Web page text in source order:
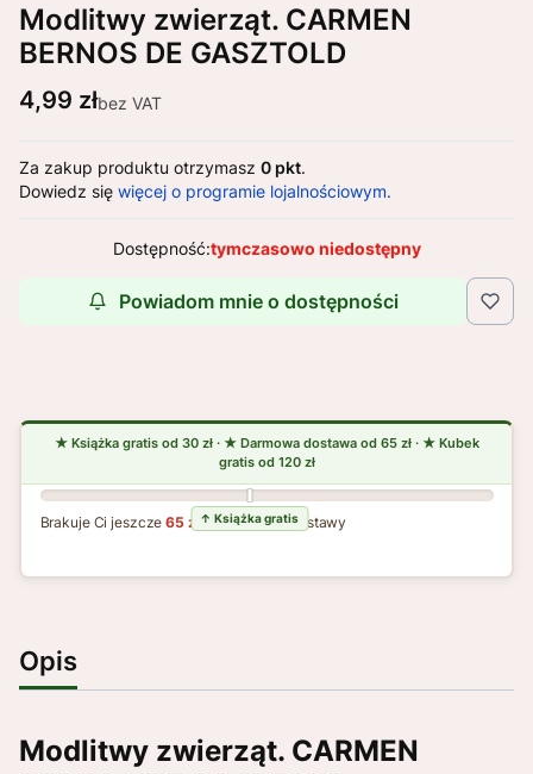
Modlitwy zwierząt. CARMEN
BERNOS DE GASZTOLD
Cena
4,99 złbez VAT
Za zakup produktu otrzymasz 0 pkt.
Dowiedz się więcej o programie lojalnościowym.
Dostępność:tymczasowo niedostępny
Powiadom mnie o dostępności
Brakuje Ci jeszcze65 zł do darmowej dostawy
Opis
Modlitwy zwierząt. CARMEN